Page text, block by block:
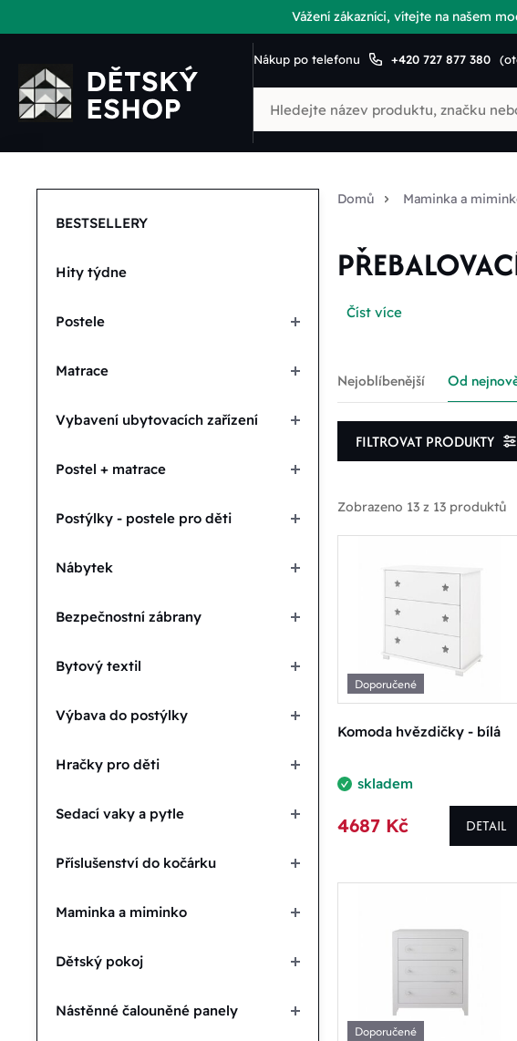
Vážení zákazníci, vítejte na našem
Nákup po telefonu +420 727 877 380
BESTSELLERY
Hity týdne
Postele
Matrace
Vybavení ubytovacích zařízení
Postel + matrace
Postýlky - postele pro děti
Nábytek
Bezpečnostní zábrany
Bytový textil
Výbava do postýlky
Hračky pro děti
Sedací vaky a pytle
Příslušenství do kočárku
Maminka a miminko
Dětský pokoj
Nástěnné čalouněné panely
Domů Maminka a
Číst více
Nejoblíbenější Od
FILTROVAT PRODUKTY
Produkty skladem
Doprava zdarma
Zvolit rozmezí ceny
Akce
Doporučujeme
Zobrazeno 13 z 13 produktů
Doporučené
Komoda hvězdičky - bílá
skladem
4687 Kč DETAIL
Doporučené